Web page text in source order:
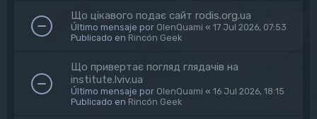
Що цікавого подає сайт rodis.org.ua
Último mensaje por OlenQuami « 17 Jul 2026, 07:53
Publicado en Rincón Geek
Що привертає погляд глядачів на
institute.lviv.ua
Último mensaje por OlenQuami « 16 Jul 2026, 18:15
Publicado en Rincón Geek